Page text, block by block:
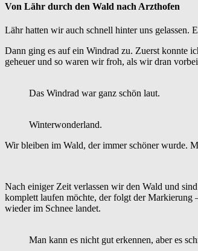
Von Lähr durch den Wald nach Arzthofen
Lähr hatten wir auch schnell hinter uns gelassen.
Dann ging es auf ein Windrad zu. Zuerst konnte
geheuer und so waren wir froh, als wir dran
Das Windrad war ganz schön laut.
Winterwonderland.
Wir bleiben im Wald, der immer schöner wurde.
Nach einiger Zeit verlassen wir den Wald und
komplett laufen möchte, der folgt der Markierung
wieder im Schnee landet.
Man kann es nicht gut erkennen, aber es